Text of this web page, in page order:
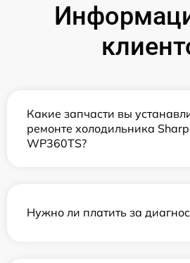
Какие запчасти вы
ремонте холодильника Sharp
WP360TS?
Нужно ли платить за